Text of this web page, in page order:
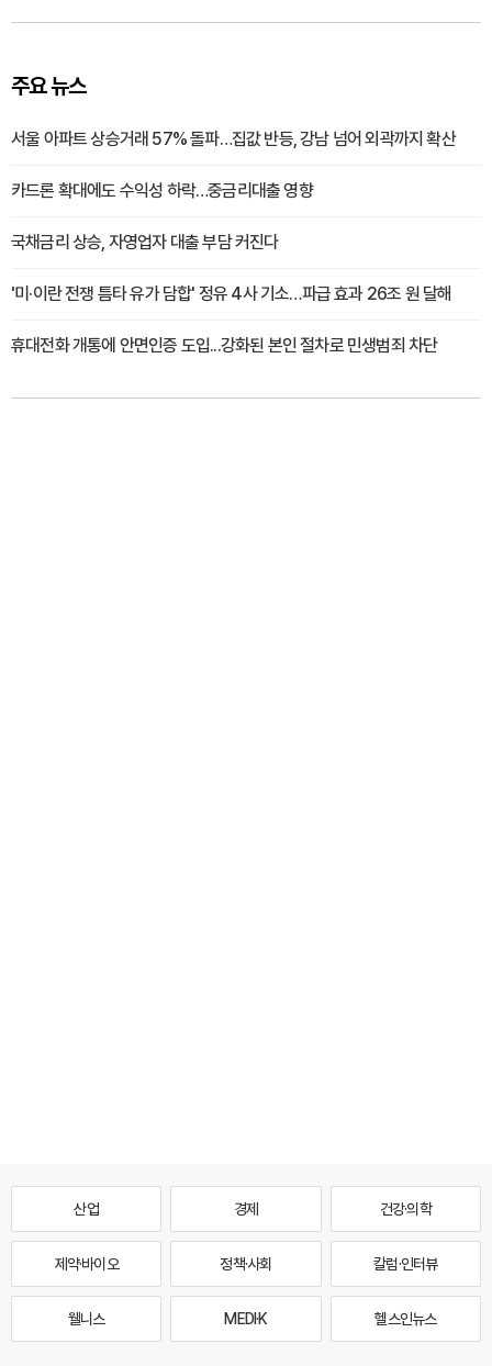
주요 뉴스
서울 아파트 상승거래 57% 돌파…집값 반등, 강남 넘어 외곽까지 확산
카드론 확대에도 수익성 하락…중금리대출 영향
국채금리 상승, 자영업자 대출 부담 커진다
'미·이란 전쟁 틈타 유가 담합' 정유 4사 기소…파급 효과 26조 원 달해
휴대전화 개통에 안면인증 도입...강화된 본인 절차로 민생범죄 차단
산업 경제 건강·의학
제약·바이오 정책·사회 칼럼·인터뷰
웰니스 MEDI·K 헬스인뉴스